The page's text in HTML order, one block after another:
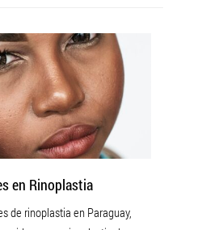
en Rinoplastia
de rinoplastia en Paraguay,